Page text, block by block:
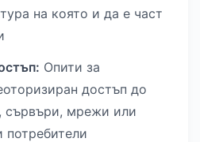
на която и да е част
Опити за
достъп до
сървъри, мрежи или
потребители